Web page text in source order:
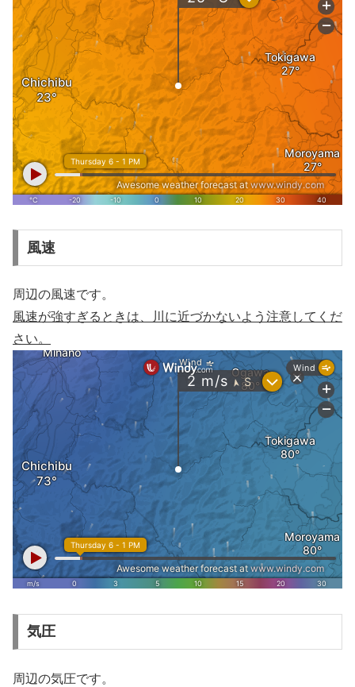
風速
周辺の風速です。
風速が強すぎるときは、川に近づかないよう注意してくだ
さい。
気圧
周辺の気圧です。